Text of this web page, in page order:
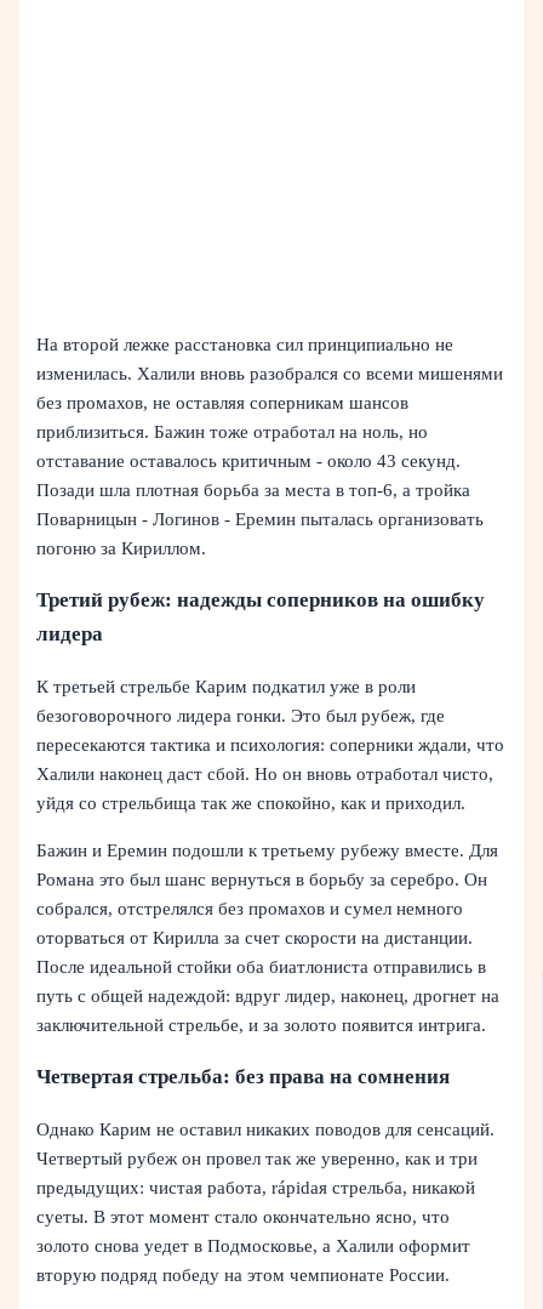
На второй лежке расстановка сил принципиально не
изменилась. Халили вновь разобрался со всеми мишенями
без промахов, не оставляя соперникам шансов
приблизиться. Бажин тоже отработал на ноль, но
отставание оставалось критичным - около 43 секунд.
Позади шла плотная борьба за места в топ-6, а тройка
Поварницын - Логинов - Еремин пыталась организовать
погоню за Кириллом.
Третий рубеж: надежды соперников на ошибку
лидера
К третьей стрельбе Карим подкатил уже в роли
безоговорочного лидера гонки. Это был рубеж, где
пересекаются тактика и психология: соперники ждали, что
Халили наконец даст сбой. Но он вновь отработал чисто,
уйдя со стрельбища так же спокойно, как и приходил.
Бажин и Еремин подошли к третьему рубежу вместе. Для
Романа это был шанс вернуться в борьбу за серебро. Он
собрался, отстрелялся без промахов и сумел немного
оторваться от Кирилла за счет скорости на дистанции.
После идеальной стойки оба биатлониста отправились в
путь с общей надеждой: вдруг лидер, наконец, дрогнет на
заключительной стрельбе, и за золото появится интрига.
Четвертая стрельба: без права на сомнения
Однако Карим не оставил никаких поводов для сенсаций.
Четвертый рубеж он провел так же уверенно, как и три
предыдущих: чистая работа, rápidaя стрельба, никакой
суеты. В этот момент стало окончательно ясно, что
золото снова уедет в Подмосковье, а Халили оформит
вторую подряд победу на этом чемпионате России.